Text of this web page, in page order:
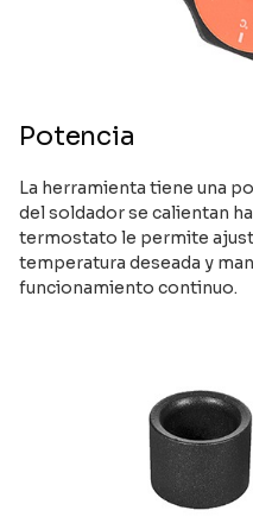
Potencia
La herramienta tiene una
del soldador se calientan
termostato le permite
temperatura deseada y
funcionamiento continuo.